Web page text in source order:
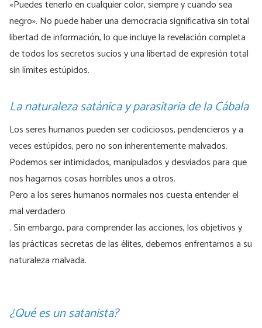
«Puedes tenerlo en cualquier color, siempre y cuando sea
negro». No puede haber una democracia significativa sin total
libertad de información, lo que incluye la revelación completa
de todos los secretos sucios y una libertad de expresión total
sin límites estúpidos.
La naturaleza satánica y parasitaria de la Cábala
Los seres humanos pueden ser codiciosos, pendencieros y a
veces estúpidos, pero no son inherentemente malvados.
Podemos ser intimidados, manipulados y desviados para que
nos hagamos cosas horribles unos a otros.
Pero a los seres humanos normales nos cuesta entender el
mal verdadero
. Sin embargo, para comprender las acciones, los objetivos y
las prácticas secretas de las élites, debemos enfrentarnos a su
naturaleza malvada.
¿Qué es un satanista?